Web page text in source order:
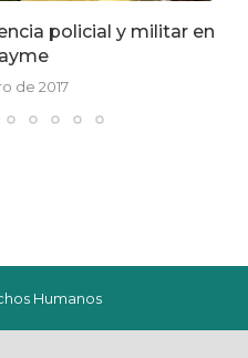
policial y militar en
de 2017
Humanos